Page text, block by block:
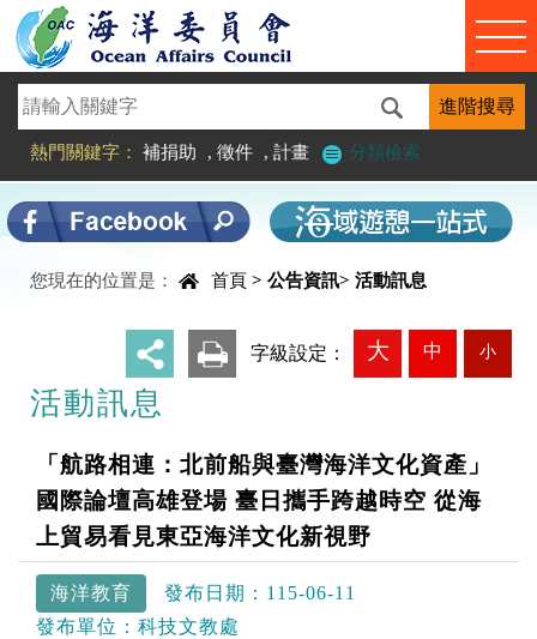
進入內容區塊
熱門關鍵字： 補捐助 , 徵件 , 計畫 分類檢索
您現在的位置是： 首頁 > 公告資訊> 活動訊息
字級設定： 大 中 小
活動訊息
「航路相連：北前船與臺灣海洋文化資產」
國際論壇高雄登場 臺日攜手跨越時空 從海
上貿易看見東亞海洋文化新視野
海洋教育 發布日期： 115-06-11
發布單位： 科技文教處